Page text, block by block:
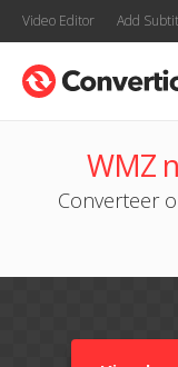
Video Editor Add
WMZ
Converteer